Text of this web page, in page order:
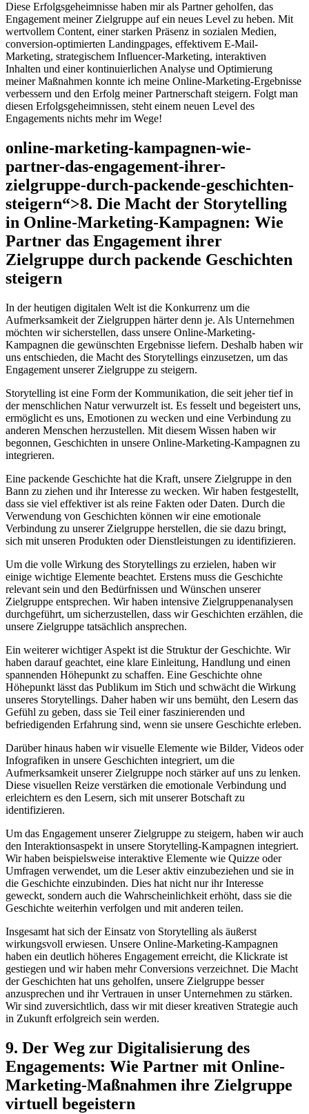
Diese Erfolgsgeheimnisse haben mir als Partner geholfen, das
Engagement meiner Zielgruppe auf ein neues Level zu heben. Mit
wertvollem Content, einer starken Präsenz in sozialen Medien,
conversion-optimierten Landingpages, effektivem E-Mail-
Marketing, strategischem Influencer-Marketing, interaktiven
Inhalten und einer kontinuierlichen Analyse und Optimierung
meiner Maßnahmen konnte ich meine Online-Marketing-Ergebnisse
verbessern und den Erfolg meiner Partnerschaft steigern. Folgt man
diesen Erfolgsgeheimnissen, steht einem neuen Level des
Engagements nichts mehr im Wege!
online-marketing-kampagnen-wie-
partner-das-engagement-ihrer-
zielgruppe-durch-packende-geschichten-
steigern“>8. Die Macht der Storytelling
in Online-Marketing-Kampagnen: Wie
Partner das Engagement ihrer
Zielgruppe durch packende Geschichten
steigern
In der heutigen digitalen Welt ist die Konkurrenz um die
Aufmerksamkeit der Zielgruppen härter denn je. Als Unternehmen
möchten wir sicherstellen, dass unsere Online-Marketing-
Kampagnen die gewünschten Ergebnisse liefern. Deshalb haben wir
uns entschieden, die Macht des Storytellings einzusetzen, um das
Engagement unserer Zielgruppe zu steigern.
Storytelling ist eine Form der Kommunikation, die seit jeher tief in
der menschlichen Natur verwurzelt ist. Es fesselt und begeistert uns,
ermöglicht es uns, Emotionen zu wecken und eine Verbindung zu
anderen Menschen herzustellen. Mit diesem Wissen haben wir
begonnen, Geschichten in unsere Online-Marketing-Kampagnen zu
integrieren.
Eine packende Geschichte hat die Kraft, unsere Zielgruppe in den
Bann zu ziehen und ihr Interesse zu wecken. Wir haben festgestellt,
dass sie viel effektiver ist als reine Fakten oder Daten. Durch die
Verwendung von Geschichten können wir eine emotionale
Verbindung zu unserer Zielgruppe herstellen, die sie dazu bringt,
sich mit unseren Produkten oder Dienstleistungen zu identifizieren.
Um die volle Wirkung des Storytellings zu erzielen, haben wir
einige wichtige Elemente beachtet. Erstens muss die Geschichte
relevant sein und den Bedürfnissen und Wünschen unserer
Zielgruppe entsprechen. Wir haben intensive Zielgruppenanalysen
durchgeführt, um sicherzustellen, dass wir Geschichten erzählen, die
unsere Zielgruppe tatsächlich ansprechen.
Ein weiterer wichtiger Aspekt ist die Struktur der Geschichte. Wir
haben darauf geachtet, eine klare Einleitung, Handlung und einen
spannenden Höhepunkt zu schaffen. Eine Geschichte ohne
Höhepunkt lässt das Publikum im Stich und schwächt die Wirkung
unseres Storytellings. Daher haben wir uns bemüht, den Lesern das
Gefühl zu geben, dass sie Teil einer faszinierenden und
befriedigenden Erfahrung sind, wenn sie unsere Geschichte erleben.
Darüber hinaus haben wir visuelle Elemente wie Bilder, Videos oder
Infografiken in unsere Geschichten integriert, um die
Aufmerksamkeit unserer Zielgruppe noch stärker auf uns zu lenken.
Diese visuellen Reize verstärken die emotionale Verbindung und
erleichtern es den Lesern, sich mit unserer Botschaft zu
identifizieren.
Um das Engagement unserer Zielgruppe zu steigern, haben wir auch
den Interaktionsaspekt in unsere Storytelling-Kampagnen integriert.
Wir haben beispielsweise interaktive Elemente wie Quizze oder
Umfragen verwendet, um die Leser aktiv einzubeziehen und sie in
die Geschichte einzubinden. Dies hat nicht nur ihr Interesse
geweckt, sondern auch die Wahrscheinlichkeit erhöht, dass sie die
Geschichte weiterhin verfolgen und mit anderen teilen.
Insgesamt hat sich der Einsatz von Storytelling als äußerst
wirkungsvoll erwiesen. Unsere Online-Marketing-Kampagnen
haben ein deutlich höheres Engagement erreicht, die Klickrate ist
gestiegen und wir haben mehr Conversions verzeichnet. Die Macht
der Geschichten hat uns geholfen, unsere Zielgruppe besser
anzusprechen und ihr Vertrauen in unser Unternehmen zu stärken.
Wir sind zuversichtlich, dass wir mit dieser kreativen Strategie auch
in Zukunft erfolgreich sein werden.
9. Der Weg zur Digitalisierung des
Engagements: Wie Partner mit Online-
Marketing-Maßnahmen ihre Zielgruppe
virtuell begeistern